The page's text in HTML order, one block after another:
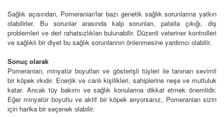
Sağlık açısından, Pomeranian'lar bazı genetik sağlık sorunlarına yatkın
olabilirler. Bu sorunlar arasında kalp sorunları, patella çıkığı, diş
problemleri ve deri rahatsızlıkları bulunabilir. Düzenli veteriner kontrolleri
ve sağlıklı bir diyet bu sağlık sorunlarının önlenmesine yardımcı olabilir.
Sonuç olarak
Pomeranian, minyatür boyutları ve gösterişli tüyleri ile tanınan sevimli
bir köpek ırkıdır. Enerjik ve canlı kişilikleri, sahiplerine neşe ve mutluluk
katar. Ancak tüy bakımı ve sağlık konularına dikkat etmek önemlidir.
Eğer minyatür boyutlu ve aktif bir köpek arıyorsanız, Pomeranian sizin
için harika bir seçenek olabilir.